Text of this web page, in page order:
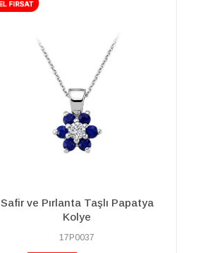
Pırlanta ve Oktagon Kesim Safir
Taşlı Kolye
04P0123